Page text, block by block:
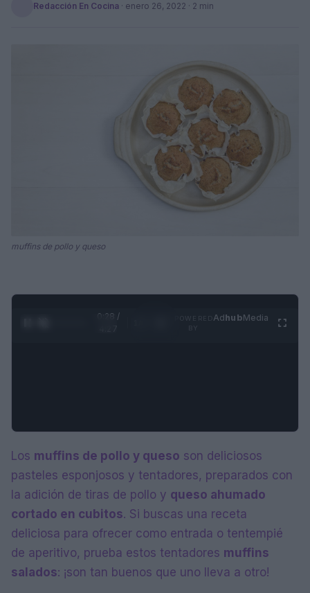
Redacción En Cocina · enero 26, 2022 · 2 min
muffins de pollo y queso
0:28 /
AdhubMedia
Los muffins de pollo y queso son deliciosos
pasteles esponjosos y tentadores, preparados con
la adición de tiras de pollo y queso ahumado
cortado en cubitos. Si buscas una receta
deliciosa para ofrecer como entrada o tentempié
de aperitivo, prueba estos tentadores muffins
salados: ¡son tan buenos que uno lleva a otro!